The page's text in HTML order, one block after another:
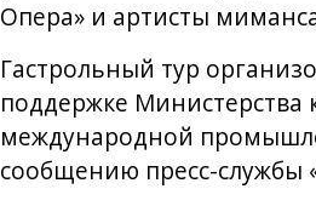
Опера» и артисты
Гастрольный тур
поддержке Министерства
международной
сообщению пресс-службы